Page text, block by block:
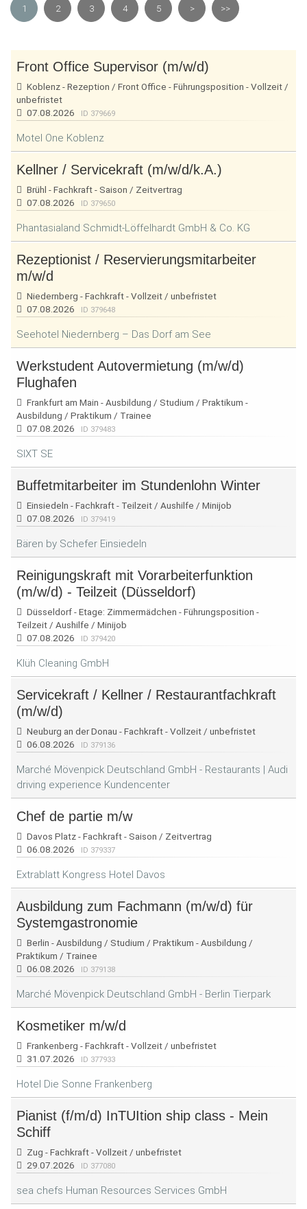
1 2 3 4 5 > >>
Front Office Supervisor (m/w/d)
Koblenz - Rezeption / Front Office - Führungsposition - Vollzeit /
unbefristet
07.08.2026
ID 379669
Motel One Koblenz
Kellner / Servicekraft (m/w/d/k.A.)
Brühl - Fachkraft - Saison / Zeitvertrag
07.08.2026
ID 379650
Phantasialand Schmidt-Löffelhardt GmbH & Co. KG
Rezeptionist / Reservierungsmitarbeiter
m/w/d
Niedernberg - Fachkraft - Vollzeit / unbefristet
07.08.2026
ID 379648
Seehotel Niedernberg – Das Dorf am See
Werkstudent Autovermietung (m/w/d)
Flughafen
Frankfurt am Main - Ausbildung / Studium / Praktikum -
Ausbildung / Praktikum / Trainee
07.08.2026
ID 379483
SIXT SE
Buffetmitarbeiter im Stundenlohn Winter
Einsiedeln - Fachkraft - Teilzeit / Aushilfe / Minijob
07.08.2026
ID 379419
Bären by Schefer Einsiedeln
Reinigungskraft mit Vorarbeiterfunktion
(m/w/d) - Teilzeit (Düsseldorf)
Düsseldorf - Etage: Zimmermädchen - Führungsposition -
Teilzeit / Aushilfe / Minijob
07.08.2026
ID 379420
Klüh Cleaning GmbH
Servicekraft / Kellner / Restaurantfachkraft
(m/w/d)
Neuburg an der Donau - Fachkraft - Vollzeit / unbefristet
06.08.2026
ID 379136
Marché Mövenpick Deutschland GmbH - Restaurants | Audi
driving experience Kundencenter
Chef de partie m/w
Davos Platz - Fachkraft - Saison / Zeitvertrag
06.08.2026
ID 379337
Extrablatt Kongress Hotel Davos
Ausbildung zum Fachmann (m/w/d) für
Systemgastronomie
Berlin - Ausbildung / Studium / Praktikum - Ausbildung /
Praktikum / Trainee
06.08.2026
ID 379138
Marché Mövenpick Deutschland GmbH - Berlin Tierpark
Kosmetiker m/w/d
Frankenberg - Fachkraft - Vollzeit / unbefristet
31.07.2026
ID 377933
Hotel Die Sonne Frankenberg
Pianist (f/m/d) InTUItion ship class - Mein
Schiff
Zug - Fachkraft - Vollzeit / unbefristet
29.07.2026
ID 377080
sea chefs Human Resources Services GmbH